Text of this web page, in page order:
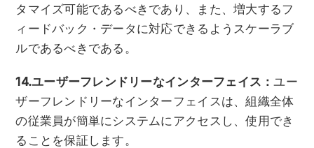
タマイズ可能であるべきであり、また、増大するフ
ィードバック・データに対応できるようスケーラブ
ルであるべきである。
14.ユーザーフレンドリーなインターフェイス：ユー
ザーフレンドリーなインターフェイスは、組織全体
の従業員が簡単にシステムにアクセスし、使用でき
ることを保証します。